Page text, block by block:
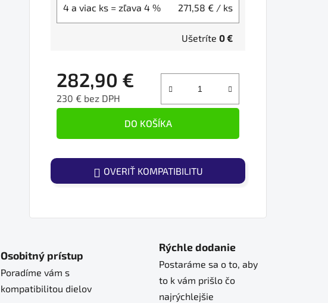
4 a viac ks = zľava 4 % 271,58 € / ks
Ušetríte 0 €
282,90 €
230 € bez DPH
DO KOŠÍKA
OVERIŤ KOMPATIBILITU
Osobitný prístup
Poradíme vám s
kompatibilitou dielov
Rýchle dodanie
Postaráme sa o to, aby
to k vám prišlo čo
najrýchlejšie